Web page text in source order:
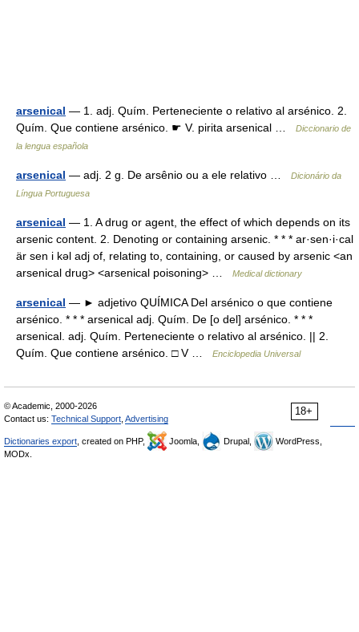
arsenical — 1. adj. Quím. Perteneciente o relativo al arsénico. 2.
Quím. Que contiene arsénico. ☛ V. pirita arsenical …
Diccionario de
la lengua española
arsenical — adj. 2 g. De arsênio ou a ele relativo …
Dicionário da
Língua Portuguesa
arsenical — 1. A drug or agent, the effect of which depends on its
arsenic content. 2. Denoting or containing arsenic. * * * ar·sen·i·cal
är sen i kəl adj of, relating to, containing, or caused by arsenic <an
arsenical drug> <arsenical poisoning> …
Medical dictionary
arsenical — ► adjetivo QUÍMICA Del arsénico o que contiene
arsénico. * * * arsenical adj. Quím. De [o del] arsénico. * * *
arsenical. adj. Quím. Perteneciente o relativo al arsénico. || 2.
Quím. Que contiene arsénico. □ V …
Enciclopedia Universal
18+
© Academic, 2000-2026
Contact us: Technical Support Advertising
Dictionaries export , created on PHP, Joomla, Drupal,
WordPress,
MODx.